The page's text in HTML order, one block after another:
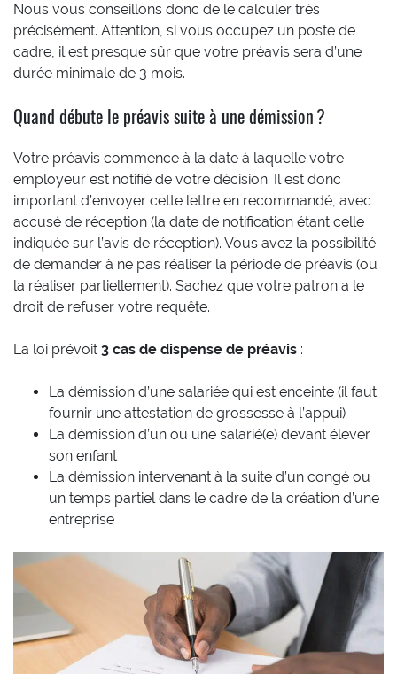
Nous vous conseillons donc de le calculer très
précisément. Attention, si vous occupez un poste de
cadre, il est presque sûr que votre préavis sera d’une
durée minimale de 3 mois.
Quand débute le préavis suite à une démission ?
Votre préavis commence à la date à laquelle votre
employeur est notifié de votre décision. Il est donc
important d’envoyer cette lettre en recommandé, avec
accusé de réception (la date de notification étant celle
indiquée sur l’avis de réception). Vous avez la possibilité
de demander à ne pas réaliser la période de préavis (ou
la réaliser partiellement). Sachez que votre patron a le
droit de refuser votre requête.
La loi prévoit 3 cas de dispense de préavis :
La démission d’une salariée qui est enceinte (il faut
fournir une attestation de grossesse à l’appui)
La démission d’un ou une salarié(e) devant élever
son enfant
La démission intervenant à la suite d’un congé ou
un temps partiel dans le cadre de la création d’une
entreprise